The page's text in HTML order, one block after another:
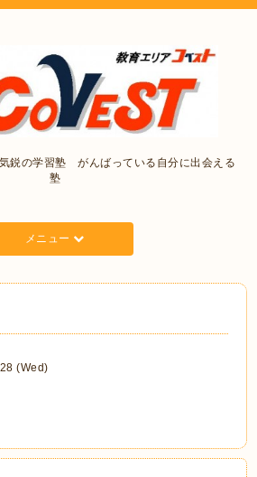
鋭の学習塾 がんばっている自分に出会える
塾
メニュー
(Wed)